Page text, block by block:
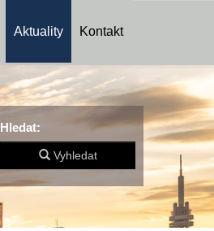
Aktuality Kontakt
Hledat:
Vyhledat